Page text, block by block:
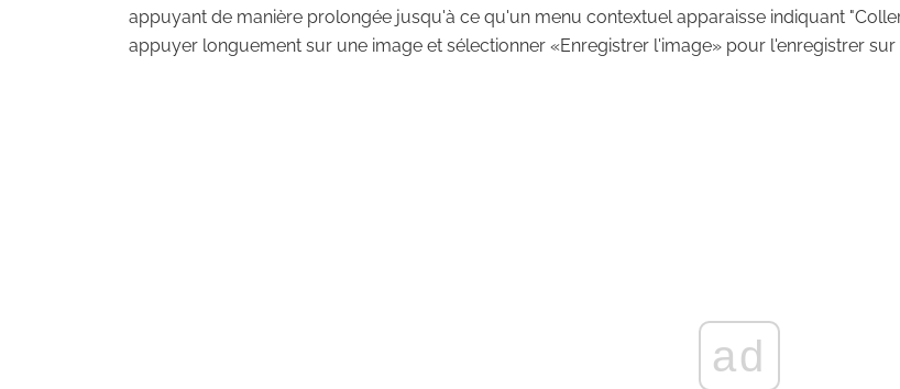
appuyant de manière prolongée jusqu'à ce qu'un menu contextuel apparaisse indiquant
appuyer longuement sur une image et sélectionner «Enregistrer l'image» pour l'enregistrer
ad